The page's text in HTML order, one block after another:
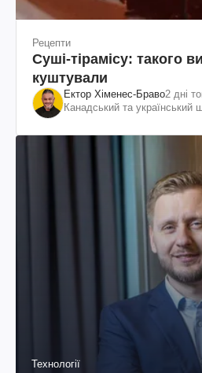
Рецепти
Суші-тірамісу: такого
куштували
Ектор Хіменес-Браво2 дні
Канадський та український
Технології